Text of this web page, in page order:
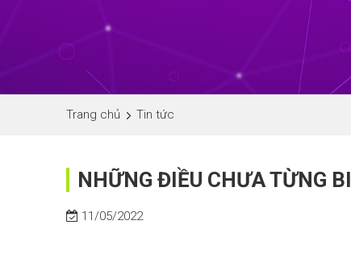
Trang chủ Tin tức
NHỮNG ĐIỀU CHƯA TỪNG
11/05/2022